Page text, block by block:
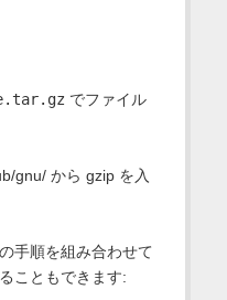
でファイル
gnu/ から gzip を入
手順を組み合わせて
こともできます: